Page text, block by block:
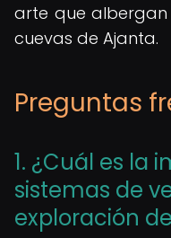
arte que albergan
cuevas de Ajanta.
Preguntas
1. ¿Cuál es la
sistemas de
exploración